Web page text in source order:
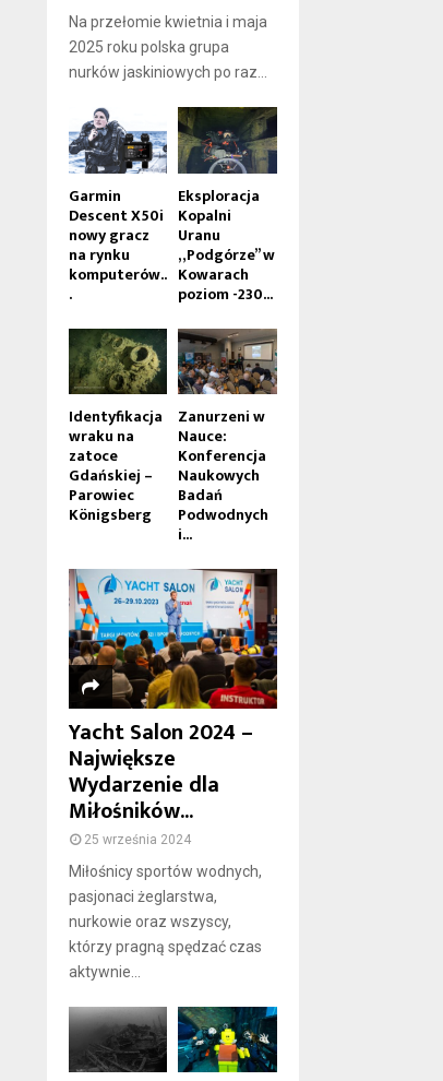
Na przełomie kwietnia i maja
2025 roku polska grupa
nurków jaskiniowych po raz...
Garmin
Descent X50i
nowy gracz
na rynku
komputerów..
.
Eksploracja
Kopalni
Uranu
„Podgórze” w
Kowarach
poziom -230...
Identyfikacja
wraku na
zatoce
Gdańskiej –
Parowiec
Königsberg
Zanurzeni w
Nauce:
Konferencja
Naukowych
Badań
Podwodnych
i...
Yacht Salon 2024 –
Największe
Wydarzenie dla
Miłośników...
25 września 2024
Miłośnicy sportów wodnych,
pasjonaci żeglarstwa,
nurkowie oraz wszyscy,
którzy pragną spędzać czas
aktywnie...